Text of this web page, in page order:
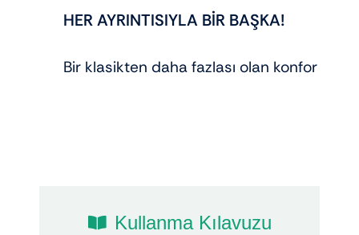
HER AYRINTISIYLA BİR BAŞKA!
Bir klasikten daha fazlası olan konfor ve
Kullanma Kılavuzu